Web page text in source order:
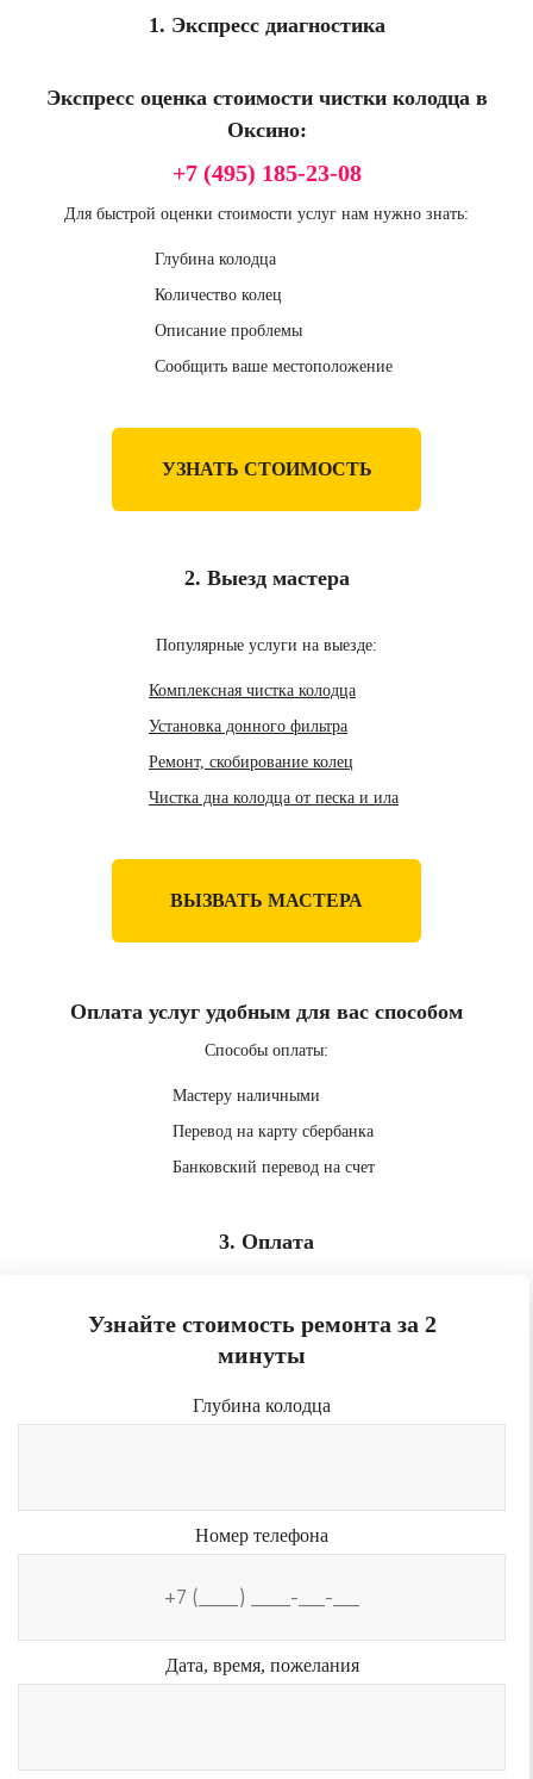
1. Экспресс диагностика
Экспресс оценка стоимости чистки колодца в
Оксино:
+7 (495) 185-23-08
Для быстрой оценки стоимости услуг нам нужно знать:
Глубина колодца
Количество колец
Описание проблемы
Сообщить ваше местоположение
УЗНАТЬ СТОИМОСТЬ
2. Выезд мастера
Популярные услуги на выезде:
Комплексная чистка колодца
Установка донного фильтра
Ремонт, скобирование колец
Чистка дна колодца от песка и ила
ВЫЗВАТЬ МАСТЕРА
3. Оплата
Узнайте стоимость ремонта за 2
минуты
Глубина колодца
Номер телефона
Дата, время, пожелания
Оплата услуг удобным для вас способом
Способы оплаты:
Мастеру наличными
Перевод на карту сбербанка
Банковский перевод на счет